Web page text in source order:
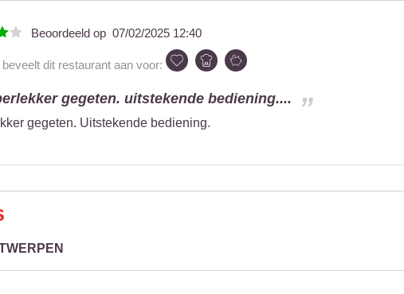
Beoordeeld op 07/02/2025 12:40
beveelt dit restaurant aan voor:
gegeten. uitstekende bediening....
gegeten. Uitstekende bediening.